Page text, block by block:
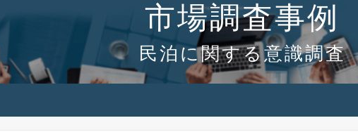
市場調査事例
民泊に関する意識調査